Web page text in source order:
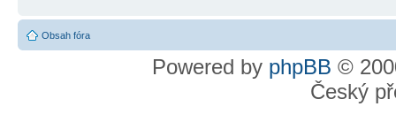
Obsah fóra
Powered by phpBB ©
Český